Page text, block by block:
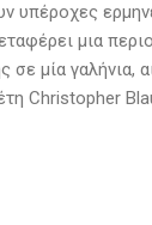
υπέροχες
μια
μία γαλήνια,
Christopher